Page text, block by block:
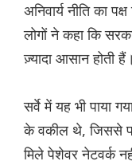
अनिवार्य नीति का
लोगों ने कहा कि
ज़्यादा आसान होती हैं।
सर्वे में यह भी पाया
के वकील थे, जिससे
मिले पेशेवर नेटवर्क